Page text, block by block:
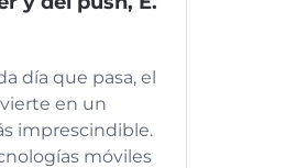
día que pasa, el
en un
imprescindible.
móviles